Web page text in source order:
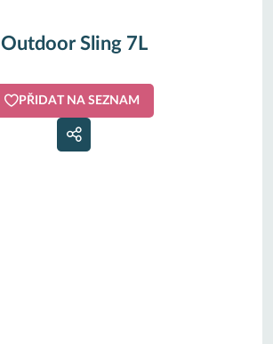
Outdoor Sling 7L
PŘIDAT NA SEZNAM